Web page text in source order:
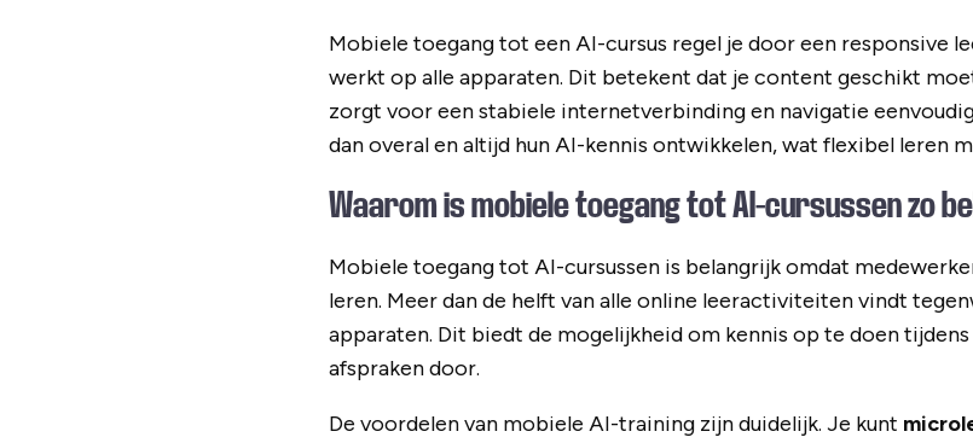
Mobiele toegang tot een AI-cursus regel je door een responsive
werkt op alle apparaten. Dit betekent dat je content geschikt
zorgt voor een stabiele internetverbinding en navigatie
dan overal en altijd hun AI-kennis ontwikkelen, wat flexibel leren
Waarom is mobiele toegang tot AI-cursussen zo
Mobiele toegang tot AI-cursussen is belangrijk omdat
leren. Meer dan de helft van alle online leeractiviteiten vindt
apparaten. Dit biedt de mogelijkheid om kennis op te doen
afspraken door.
De voordelen van mobiele AI-training zijn duidelijk. Je kunt